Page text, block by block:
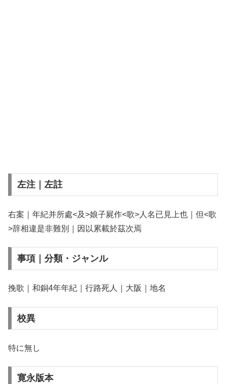
左注｜左註
右案｜年紀并所處<及>娘子屍作<歌>人名已見上也｜但<歌
>辞相違是非難別｜因以累載於茲次焉
事項｜分類・ジャンル
挽歌｜和銅4年年紀｜行路死人｜大阪｜地名
校異
特に無し
寛永版本